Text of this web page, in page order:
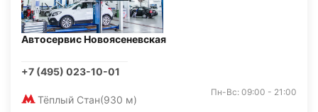
Автосервис Новоясеневская
+7 (495) 023-10-01
Тёплый Стан(930 м)
Пн-Вс: 09:00 - 21:00